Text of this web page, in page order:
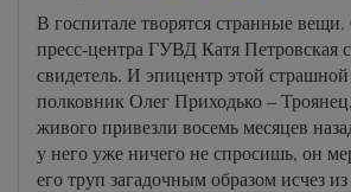
В госпитале творятся странные
пресс-центра ГУВД Катя Петровская
свидетель. И эпицентр этой
полковник Олег Приходько –
живого привезли восемь месяцев
у него уже ничего не спросишь, он
его труп загадочным образом исчез